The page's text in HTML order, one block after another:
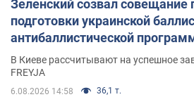
Зеленский созвал совещание
подготовки украинской
антибаллистической
решения готовятся
В Киеве рассчитывают на успешное
FREYJA
6.08.2026 14:58 36,1 т.